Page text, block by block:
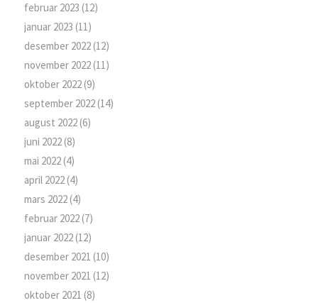
februar 2023 (12)
januar 2023 (11)
desember 2022(12)
november 2022(11)
oktober 2022(9)
september 2022(14)
august 2022(6)
juni 2022(8)
mai 2022(4)
april 2022(4)
mars 2022(4)
februar 2022(7)
januar 2022(12)
desember 2021 (10)
november 2021 (12)
oktober 2021 (8)